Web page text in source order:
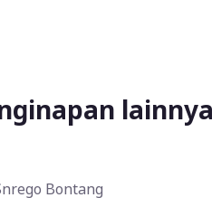
lainnya